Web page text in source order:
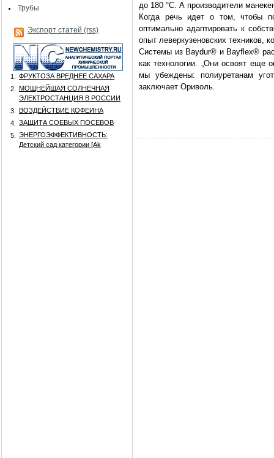
Трубы
Экспорт статей (rss)
1.
ФРУКТОЗА ВРЕДНЕЕ САХАРА
2.
МОЩНЕЙШАЯ СОЛНЕЧНАЯ
ЭЛЕКТРОСТАНЦИЯ В РОССИИ
3.
ВОЗДЕЙСТВИЕ КОФЕИНА
4.
ЗАЩИТА СОЕВЫХ ПОСЕВОВ
5.
ЭНЕРГОЭФФЕКТИВНОСТЬ:
Детский сад категории [Аk
до 180 °C. А производители
Когда речь идет о том, чтобы
оптимально адаптировать к
опыт леверкузеновских техников,
Системы из Baydur® и Bayflex®
как технологии. „Они освоят еще
мы убеждены: полиуретанам
заключает Ориволь.